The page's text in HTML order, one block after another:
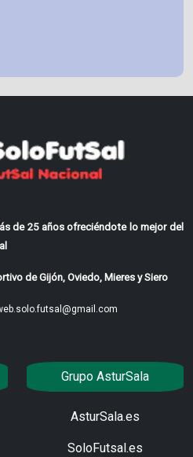
de 25 años ofreciéndote lo mejor del
de Gijón, Oviedo, Mieres y Siero
Grupo AsturSala
AsturSala.es
SoloFutsal.es